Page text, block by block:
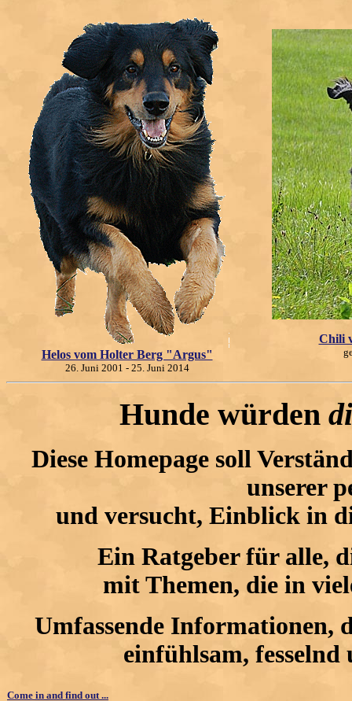
Helos vom Holter Berg "Argus"
26. Juni 2001 - 25. Juni 2014
Chili
Hunde würden
Diese Homepage soll
unserer
und versucht, Einblick in
Ein Ratgeber für alle,
mit Themen, die in
Umfassende Informationen,
einfühlsam,
Come in and find out ...